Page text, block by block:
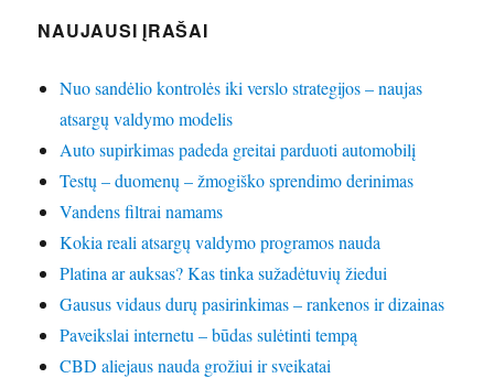
NAUJAUSI ĮRAŠAI
Nuo sandėlio kontrolės iki verslo strategijos – naujas
atsargų valdymo modelis
Auto supirkimas padeda greitai parduoti automobilį
Testų – duomenų – žmogiško sprendimo derinimas
Vandens filtrai namams
Kokia reali atsargų valdymo programos nauda
Platina ar auksas? Kas tinka sužadėtuvių žiedui
Gausus vidaus durų pasirinkimas – rankenos ir dizainas
Paveikslai internetu – būdas sulėtinti tempą
CBD aliejaus nauda grožiui ir sveikatai